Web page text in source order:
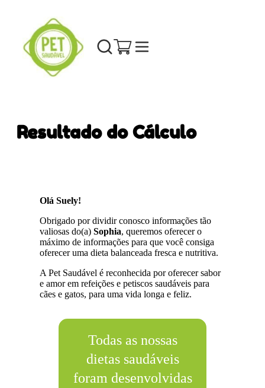
Resultado do Cálculo
Olá Suely!
Obrigado por dividir conosco informações tão
valiosas do(a)Sophia, queremos oferecer o
máximo de informações para que você consiga
oferecer uma dieta balanceada fresca e nutritiva.
A Pet Saudável é reconhecida por oferecer sabor
e amor em refeições e petiscos saudáveis para
cães e gatos, para uma vida longa e feliz.
Todas as nossas
dietas saudáveis
foram desenvolvidas